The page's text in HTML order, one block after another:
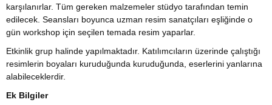
karşılanırlar. Tüm gereken malzemeler stüdyo tarafından temin
edilecek. Seansları boyunca uzman resim sanatçıları eşliğinde o
gün workshop için seçilen temada resim yaparlar.
Etkinlik grup halinde yapılmaktadır. Katılımcıların üzerinde çalıştığı
resimlerin boyaları kuruduğunda kuruduğunda, eserlerini yanlarına
alabileceklerdir.
Ek Bilgiler